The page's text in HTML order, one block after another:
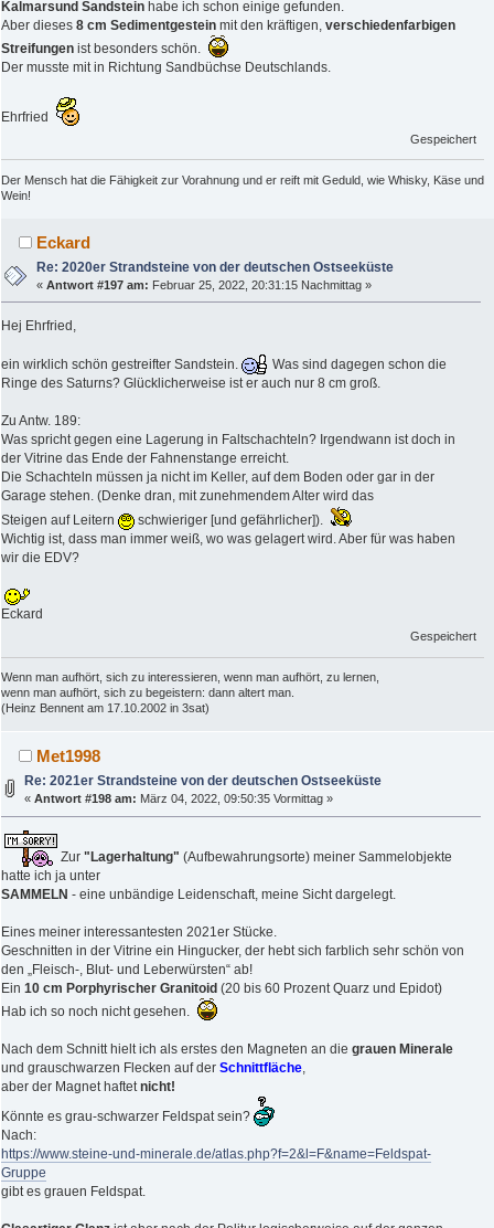
Kalmarsund Sandstein habe ich schon einige gefunden.
Aber dieses 8 cm Sedimentgestein mit den kräftigen, verschiedenfarbigen
Streifungen ist besonders schön.
Der musste mit in Richtung Sandbüchse Deutschlands.
Ehrfried
Gespeichert
Der Mensch hat die Fähigkeit zur Vorahnung und er reift mit Geduld, wie Whisky, Käse und
Wein!
Eckard
Re: 2020er Strandsteine von der deutschen Ostseeküste
«Antwort #197 am: Februar 25, 2022, 20:31:15 Nachmittag »
Hej Ehrfried,
ein wirklich schön gestreifter Sandstein.
Was sind dagegen schon die
Ringe des Saturns? Glücklicherweise ist er auch nur 8 cm groß.
Zu Antw. 189:
Was spricht gegen eine Lagerung in Faltschachteln? Irgendwann ist doch in
der Vitrine das Ende der Fahnenstange erreicht.
Die Schachteln müssen ja nicht im Keller, auf dem Boden oder gar in der
Garage stehen. (Denke dran, mit zunehmendem Alter wird das
Steigen auf Leitern
schwieriger [und gefährlicher]).
Wichtig ist, dass man immer weiß, wo was gelagert wird. Aber für was haben
wir die EDV?
Eckard
Gespeichert
Wenn man aufhört, sich zu interessieren, wenn man aufhört, zu lernen,
wenn man aufhört, sich zu begeistern: dann altert man.
(Heinz Bennent am 17.10.2002 in 3sat)
Met1998
Re: 2021er Strandsteine von der deutschen Ostseeküste
«Antwort #198 am: März 04, 2022, 09:50:35 Vormittag »
Zur "Lagerhaltung" (Aufbewahrungsorte) meiner Sammelobjekte
hatte ich ja unter
SAMMELN - eine unbändige Leidenschaft, meine Sicht dargelegt.
Eines meiner interessantesten 2021er Stücke.
Geschnitten in der Vitrine ein Hingucker, der hebt sich farblich sehr schön von
den „Fleisch-, Blut- und Leberwürsten“ ab!
Ein 10 cm Porphyrischer Granitoid (20 bis 60 Prozent Quarz und Epidot)
Hab ich so noch nicht gesehen.
Nach dem Schnitt hielt ich als erstes den Magneten an die grauen Minerale
und grauschwarzen Flecken auf der Schnittfläche,
aber der Magnet haftetnicht!
Könnte es grau-schwarzer Feldspat sein?
Nach:
https://www.steine-und-minerale.de/atlas.php?f=2&l=F&name=Feldspat-
Gruppe
gibt es grauen Feldspat.